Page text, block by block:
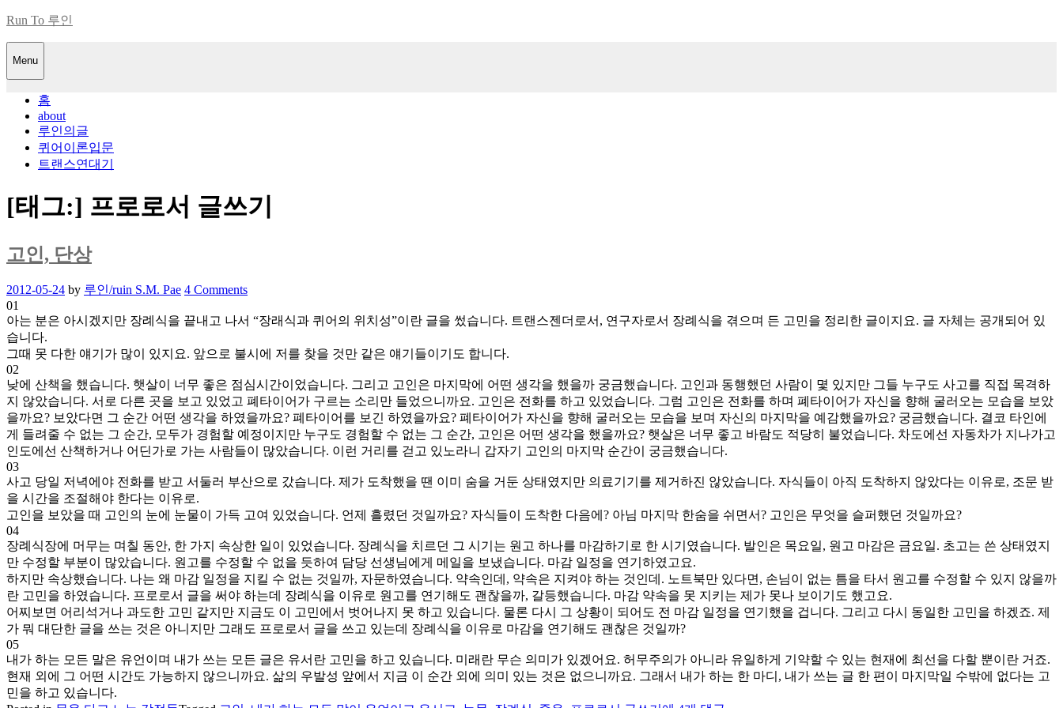
Skip
content
Run To 루인
Menu
홈
about
루인의글
퀴어이론입문
트랜스연대기
[태그:] 프로로서 글쓰기
고인, 단상
Posted
on
2012-05-24 by 루인/ruin S.M. Pae 4 Comments
01
아는 분은 아시겠지만 장례식을 끝내고 나서 “장래식과 퀴어의 위치성”이란 글을 썼습니다. 트랜스젠더로서, 연구자로서 장례식을 겪으며 든 고민을 정리한 글이지요. 글 자체는 공개되어 있
습니다.
그때 못 다한 얘기가 많이 있지요. 앞으로 불시에 저를 찾을 것만 같은 얘기들이기도 합니다.
02
낮에 산책을 했습니다. 햇살이 너무 좋은 점심시간이었습니다. 그리고 고인은 마지막에 어떤 생각을 했을까 궁금했습니다. 고인과 동행했던 사람이 몇 있지만 그들 누구도 사고를 직접 목격하
지 않았습니다. 서로 다른 곳을 보고 있었고 폐타이어가 구르는 소리만 들었으니까요. 고인은 전화를 하고 있었습니다. 그럼 고인은 전화를 하며 폐타이어가 자신을 향해 굴러오는 모습을 보았
을까요? 보았다면 그 순간 어떤 생각을 하였을까요? 폐타이어를 보긴 하였을까요? 폐타이어가 자신을 향해 굴러오는 모습을 보며 자신의 마지막을 예감했을까요? 궁금했습니다. 결코 타인에
게 들려줄 수 없는 그 순간, 모두가 경험할 예정이지만 누구도 경험할 수 없는 그 순간, 고인은 어떤 생각을 했을까요? 햇살은 너무 좋고 바람도 적당히 불었습니다. 차도에선 자동차가 지나가고
인도에선 산책하거나 어딘가로 가는 사람들이 많았습니다. 이런 거리를 걷고 있노라니 갑자기 고인의 마지막 순간이 궁금했습니다.
03
사고 당일 저녁에야 전화를 받고 서둘러 부산으로 갔습니다. 제가 도착했을 땐 이미 숨을 거둔 상태였지만 의료기기를 제거하진 않았습니다. 자식들이 아직 도착하지 않았다는 이유로, 조문 받
을 시간을 조절해야 한다는 이유로.
고인을 보았을 때 고인의 눈에 눈물이 가득 고여 있었습니다. 언제 흘렸던 것일까요? 자식들이 도착한 다음에? 아님 마지막 한숨을 쉬면서? 고인은 무엇을 슬퍼했던 것일까요?
04
장례식장에 머무는 며칠 동안, 한 가지 속상한 일이 있었습니다. 장례식을 치르던 그 시기는 원고 하나를 마감하기로 한 시기였습니다. 발인은 목요일, 원고 마감은 금요일. 초고는 쓴 상태였지
만 수정할 부분이 많았습니다. 원고를 수정할 수 없을 듯하여 담당 선생님에게 메일을 보냈습니다. 마감 일정을 연기하였고요.
하지만 속상했습니다. 나는 왜 마감 일정을 지킬 수 없는 것일까, 자문하였습니다. 약속인데, 약속은 지켜야 하는 것인데. 노트북만 있다면, 손님이 없는 틈을 타서 원고를 수정할 수 있지 않을까
란 고민을 하였습니다. 프로로서 글을 써야 하는데 장례식을 이유로 원고를 연기해도 괜찮을까, 갈등했습니다. 마감 약속을 못 지키는 제가 못나 보이기도 했고요.
어찌보면 어리석거나 과도한 고민 같지만 지금도 이 고민에서 벗어나지 못 하고 있습니다. 물론 다시 그 상황이 되어도 전 마감 일정을 연기했을 겁니다. 그리고 다시 동일한 고민을 하겠죠. 제
가 뭐 대단한 글을 쓰는 것은 아니지만 그래도 프로로서 글을 쓰고 있는데 장례식을 이유로 마감을 연기해도 괜찮은 것일까?
05
내가 하는 모든 말은 유언이며 내가 쓰는 모든 글은 유서란 고민을 하고 있습니다. 미래란 무슨 의미가 있겠어요. 허무주의가 아니라 유일하게 기약할 수 있는 현재에 최선을 다할 뿐이란 거죠.
현재 외에 그 어떤 시간도 가능하지 않으니까요. 삶의 우발성 앞에서 지금 이 순간 외에 의미 있는 것은 없으니까요. 그래서 내가 하는 한 마디, 내가 쓰는 글 한 편이 마지막일 수밖에 없다는 고
민을 하고 있습니다.